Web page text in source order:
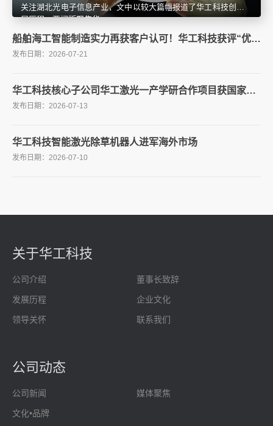
关注湖北光电子信息产业，文中以较大篇幅报道了华工科技创新发
展历程；要闻版聚焦华...
21
2026-07
船舶海工智能制造实力再获客户认可！华工科技获评“优秀供应商”
13
2026-07
华工科技核心子公司华工激光一产学研合作项目获国家科技进步二...
10
2026-07
华工科技智能激光除草机器人进军海外市场
关于华工科技
公司介绍 董事长致辞
发展历程 企业文化
领导关怀 联系我们
公司动态
公司新闻 媒体聚焦
文化•品牌